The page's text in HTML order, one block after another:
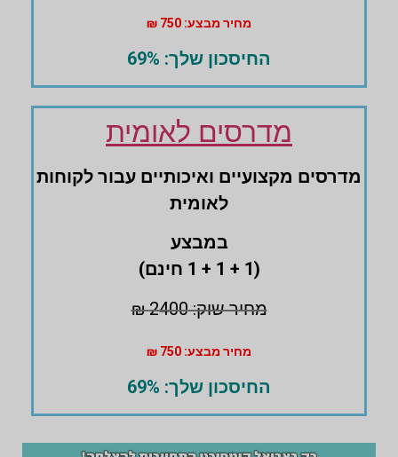
מחיר מבצע: 750 ₪
החיסכון שלך: 69%
מדרסים לאומית
מדרסים ‏מקצועיים ואיכותיים עבור לקוחות
לאומית
במבצע
(1 + 1 + 1 חינם)
מחיר שוק: 2400 ₪
מחיר מבצע: 750 ₪
החיסכון שלך: 69%